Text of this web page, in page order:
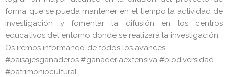
forma que se pueda mantener en el tiempo la actividad de
investigación y fomentar la difusión en los centros
educativos del entorno donde se realizará la investigación.
Os iremos informando de todos los avances
#paisajesganaderos #ganaderíaextensiva #biodiversidad
#patrimoniocultural